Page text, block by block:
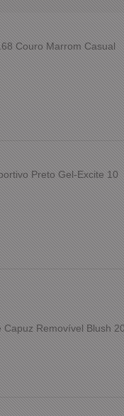
Couro Marrom Casual
Preto Gel-Excite 10
Removível Blush